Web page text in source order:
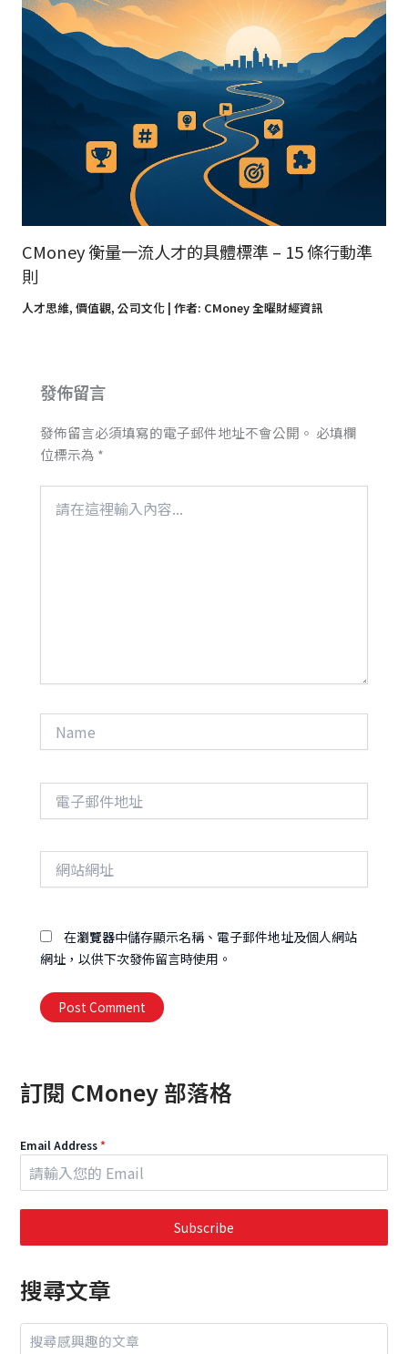
CMoney 衡量一流人才的具體標準 – 15 條行動準
則
人才思維, 價值觀, 公司文化| 作者: CMoney 全曜財經資訊
發佈留言
發佈留言必須填寫的電子郵件地址不會公開。 必填欄
位標示為 *
在瀏覽器中儲存顯示名稱、電子郵件地址及個人網站
網址，以供下次發佈留言時使用。
訂閱 CMoney 部落格
Email Address*
Subscribe
搜尋文章